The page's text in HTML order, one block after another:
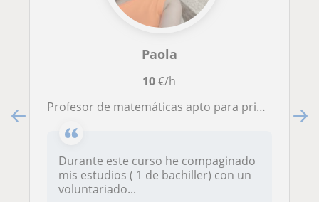
Paola
10€/h
Profesor de matemáticas apto para primaria y la eso
Durante este curso he compaginado
mis estudios ( 1 de bachiller) con un
voluntariado...